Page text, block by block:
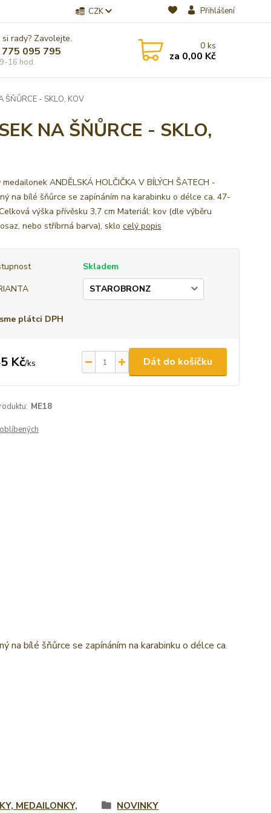
CZK Přihlášení
rady? Zavolejte.
095 795
16 hod.
0ks
za 0,00 Kč
ŠŇŮRCE - SKLO, KOV
NA ŠŇŮRCE - SKLO,
ANDĚLSKÁ HOLČIČKA V BÍLÝCH ŠATECH -
na bílé šňůrce se zapínáním na karabinku o délce ca. 47-
výška přívěsku 3,7 cm Materiál: kov (dle výběru
nebo stříbrná barva), sklo celý popis
Skladem
plátci DPH
Kč/ks Dát do košíčku
ME18
bílé šňůrce se zapínáním na karabinku o délce ca.
MEDAILONKY,
NOVINKY